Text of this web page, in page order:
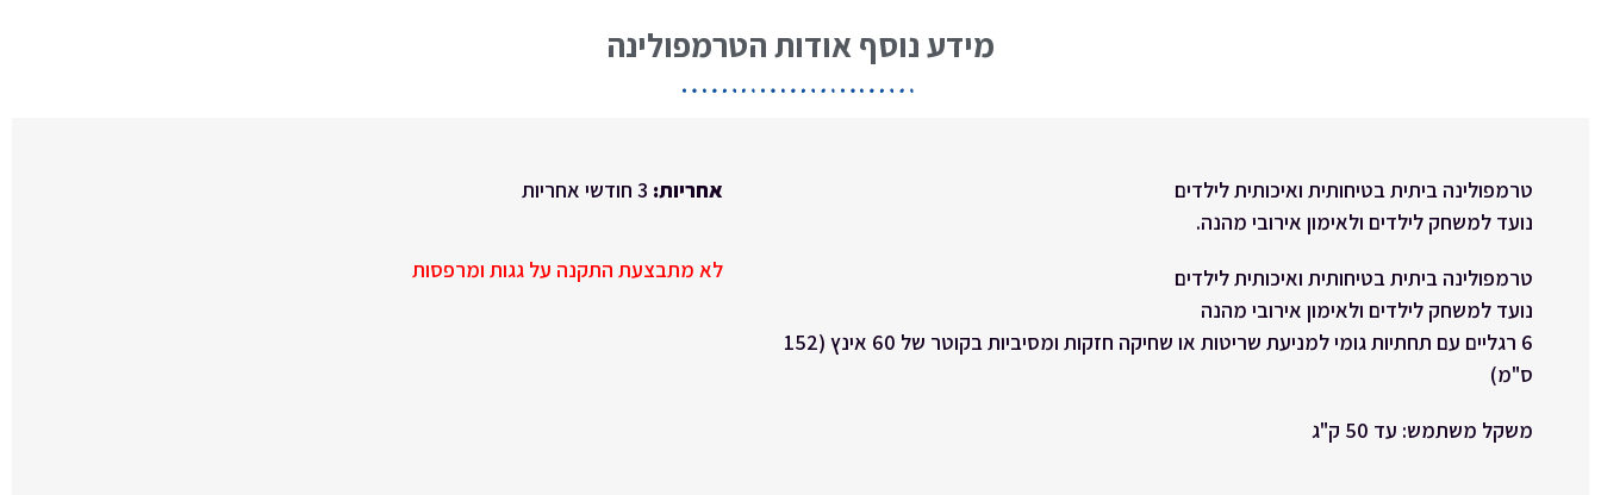
מידע נוסף אודות הטרמפולינה
טרמפולינה ביתית בטיחותית ואיכותית לילדים
נועד למשחק לילדים ולאימון אירובי מהנה.
טרמפולינה ביתית בטיחותית ואיכותית לילדים
נועד למשחק לילדים ולאימון אירובי מהנה
6 רגליים עם תחתיות גומי למניעת שריטות או שחיקה חזקות ומסיביות בקוטר של 60 אינץ (152
ס"מ)
משקל משתמש: עד 50 ק"ג
אחריות: 3 חודשי אחריות
לא מתבצעת התקנה על גגות ומרפסות